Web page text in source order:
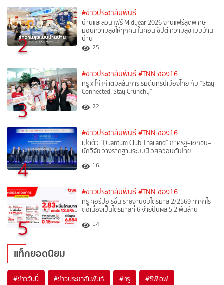
2
#ข่าวประชาสัมพันธ์
บ้านและสวนแฟร์ Midyear 2026 งานแฟร์สุดพิเศษ
มอบความสุขให้ทุกคน ในคอนเซ็ปต์ ความสุขแบบบ้าน
บ้าน
25
3
#ข่าวประชาสัมพันธ์ #TNN ช่อง16
ทรู x โก๋แก่ เติมสีสันการเริ่มต้นทริปเมืองไทย กับ “Stay
Connected, Stay Crunchy”
22
4
#ข่าวประชาสัมพันธ์ #TNN ช่อง16
เปิดตัว “Quantum Club Thailand” ภาครัฐ–เอกชน–
นักวิจัย วางรากฐานระบบนิเวศควอนตัมไทย
16
5
#ข่าวประชาสัมพันธ์ #TNN ช่อง16
ทรู คอร์ปอเรชั่น รายงานงบไตรมาส 2/2569 ทำกำไร
ต่อเนื่องเป็นไตรมาสที่ 6 จ่ายปันผล 5.2 พันล้าน
14
แท็กยอดนิยม
#ข่าววันนี้ #ข่าวประชาสัมพันธ์ #ทรู #ซีพีเอฟ